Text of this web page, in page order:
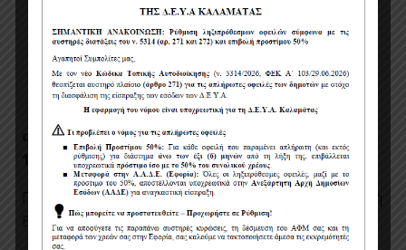
Η κατακύρωση θα γίνει σε όποιον προσφέρει
την οικονομικότερη προσφορά η οποία θα
πληροί τις τεχνικές προδιαγραφές.
Η κάθε προσφορά θα πρέπει να
συνοδεύεται από Υπεύθυνη δήλωση του Ν.
1599/1986 άρθρο 8.
Πληροφορίες σχετικά με τον διαγωνισμό: κ. Μιχάλη
Βασιλειάδη, τηλ. 27210-63130.